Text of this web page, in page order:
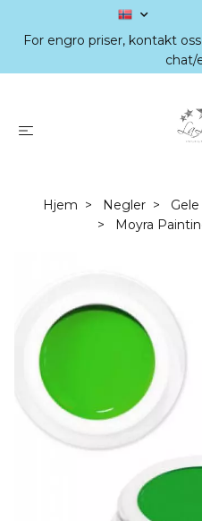
For engro priser, kontakt
chat/
Hjem Negler Gele
Moyra